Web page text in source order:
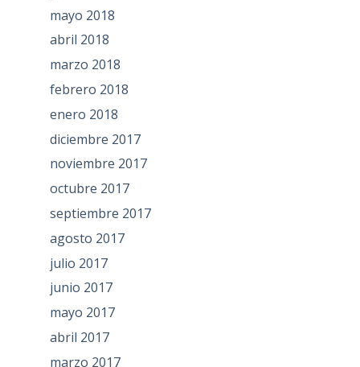
mayo 2018
abril 2018
marzo 2018
febrero 2018
enero 2018
diciembre 2017
noviembre 2017
octubre 2017
septiembre 2017
agosto 2017
julio 2017
junio 2017
mayo 2017
abril 2017
marzo 2017